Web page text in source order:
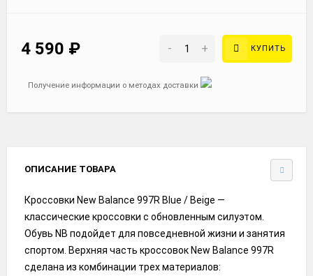
4 590 ₽ - + КУПИТЬ
Получение информации о методах доставки
ОПИСАНИЕ ТОВАРА
Кроссовки New Balance 997R Blue / Beige —
классические кроссовки с обновленным силуэтом.
Обувь NB подойдет для повседневной жизни и занятия
спортом. Верхняя часть кроссовок New Balance 997R
сделана из комбинации трех материалов: